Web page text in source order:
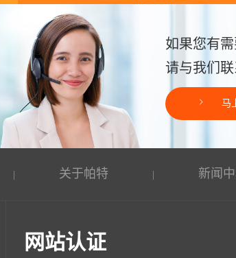
如果您有
请与我们联
马
关于帕特 新闻
网站认证